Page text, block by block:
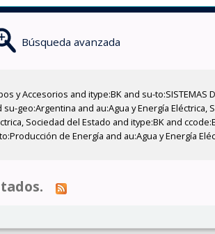
Búsqueda avanzada
Accesorios and itype:BK and su-to:SISTEMAS
geo:Argentina and au:Agua y Energía Eléctrica,
Sociedad del Estado and itype:BK and
de Energía and au:Agua y Energía